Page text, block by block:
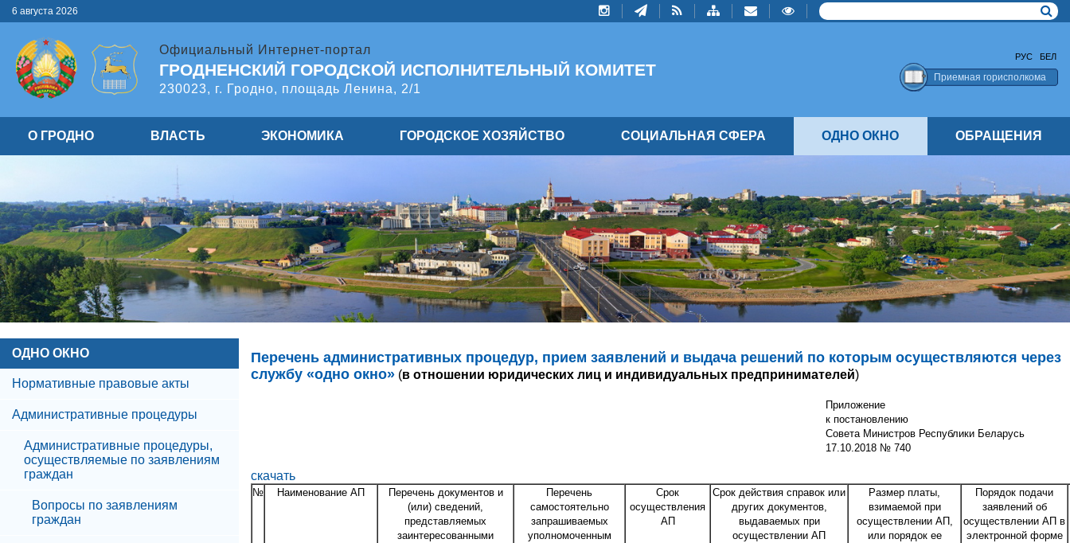
6 августа 2026
Официальный Интернет-портал
ГРОДНЕНСКИЙ ГОРОДСКОЙ ИСПОЛНИТЕЛЬНЫЙ КОМИТЕТ
230023, г. Гродно, площадь Ленина, 2/1
РУС БЕЛ
Приемная горисполкома
О ГРОДНО ВЛАСТЬ ЭКОНОМИКА ГОРОДСКОЕ ХОЗЯЙСТВО СОЦИАЛЬНАЯ СФЕРА ОДНО ОКНО ОБРАЩЕНИЯ
ОДНО ОКНО
Нормативные правовые акты
Административные процедуры
Административные процедуры,
осуществляемые по заявлениям
граждан
Вопросы по заявлениям
граждан
Перечень административных процедур, прием заявлений и выдача решений по которым осуществляются через
службу «одно окно» (в отношении юридических лиц и индивидуальных предпринимателей)
Приложение
к постановлению
Совета Министров Республики Беларусь
17.10.2018 № 740
скачать
№ Наименование АП
Перечень документов и
(или) сведений,
представляемых
заинтересованными
Перечень
самостоятельно
запрашиваемых
уполномоченным
Срок
осуществления
АП
Срок действия справок или
других документов,
выдаваемых при
осуществлении АП
Размер платы,
взимаемой при
осуществлении АП,
или порядок ее
Порядок подачи
заявлений об
осуществлении АП в
электронной форме